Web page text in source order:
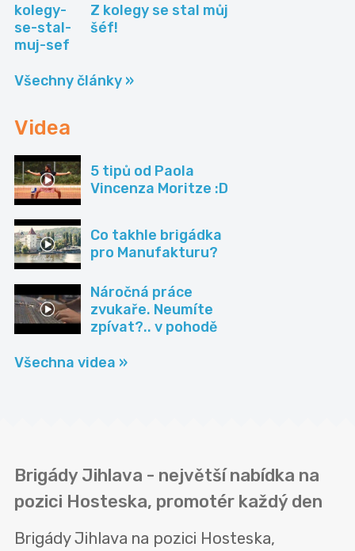
Z kolegy se stal můj
šéf!
Všechny články »
Videa
5 tipů od Paola
Vincenza Moritze :D
Co takhle brigádka
pro Manufakturu?
Náročná práce
zvukaře. Neumíte
zpívat?.. v pohodě
Všechna videa »
Brigády Jihlava - největší nabídka na
pozici Hosteska, promotér každý den
Brigády Jihlava na pozici Hosteska,